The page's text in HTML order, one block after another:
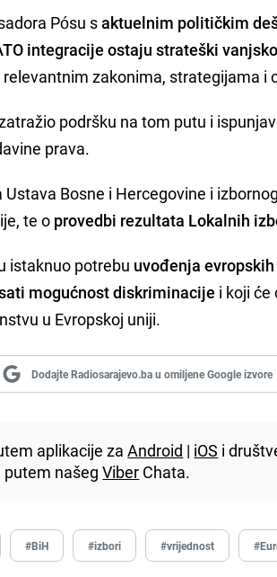
Pósu saktuelnim političkim
integracije ostaju strateški
relevantnim zakonima, strategijama i
podršku na tom putu i
prava.
Bosne i Hercegovine i
te o provedbi rezultata Lokalnih
istaknuo potrebu uvođenja
mogućnost diskriminacije i koji će
u Evropskoj uniji.
Dodajte Radiosarajevo.ba u omiljene Google izvore
aplikacije zaAndroid | iOS i
putem našegViber Chata.
#BiH #izbori #vrijednost